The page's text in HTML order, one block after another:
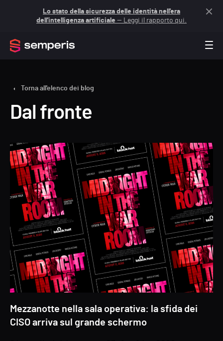
Lo stato della sicurezza delle identità nell'era
dell'intelligenza artificiale — Leggi il rapporto qui.
Torna all'elenco dei blog
Dal fronte
Mezzanotte nella sala operativa: la sfida dei
CISO arriva sul grande schermo